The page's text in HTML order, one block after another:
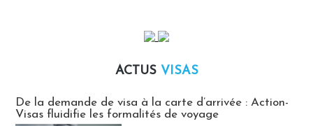
ACTUS VISAS
De la demande de visa à la carte d’arrivée : Action-
Visas fluidifie les formalités de voyage